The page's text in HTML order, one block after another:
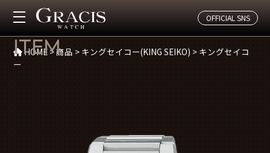
OFFICIAL SNS
商品(キングセイコー)
ITEM
HOME>商品 > キングセイコー(KING SEIKO) > キングセイコ
ー